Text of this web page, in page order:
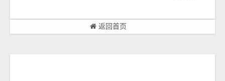
返回首页